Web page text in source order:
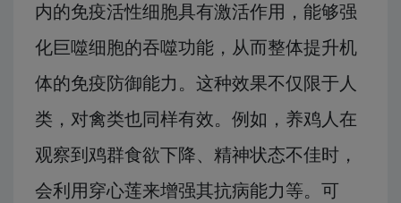
内的免疫活性细胞具有激活作用，能够强
化巨噬细胞的吞噬功能，从而整体提升机
体的免疫防御能力。这种效果不仅限于人
类，对禽类也同样有效。例如，养鸡人在
观察到鸡群食欲下降、精神状态不佳时，
会利用穿心莲来增强其抗病能力等。可